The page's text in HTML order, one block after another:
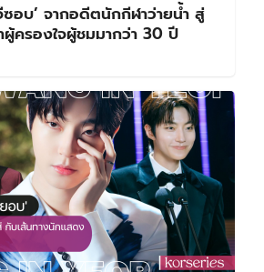
ซอบ’ จากอดีตนักกีฬาว่ายน้ำ สู่
ผู้ครองใจผู้ชมมากว่า 30 ปี